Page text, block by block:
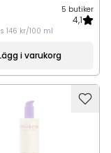
5 butiker
4,1
146 kr/100 ml
i varukorg